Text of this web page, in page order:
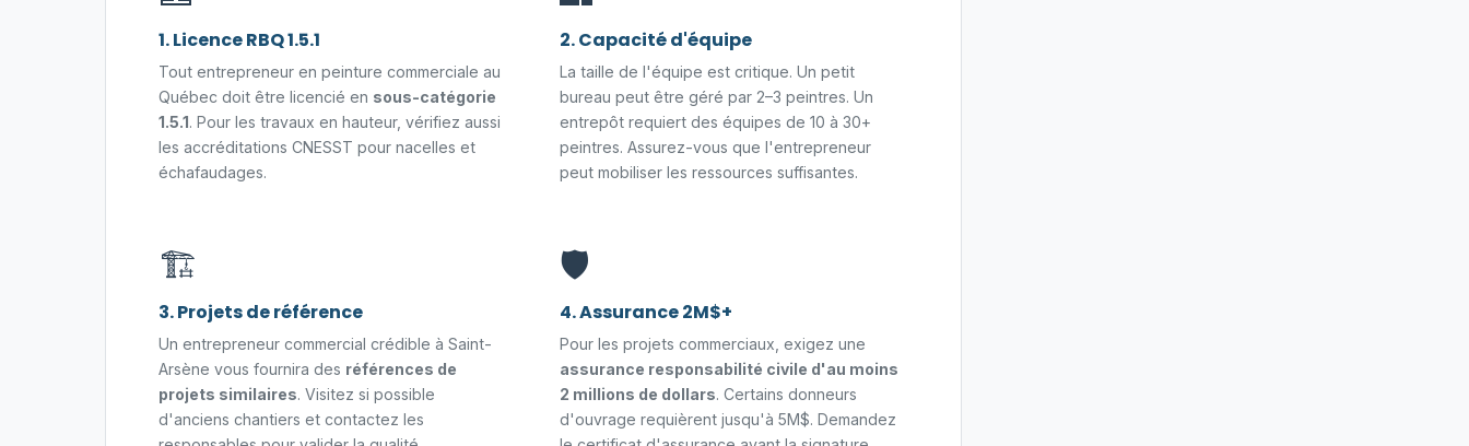
1. Licence RBQ 1.5.1
Tout entrepreneur en peinture commerciale au
Québec doit être licencié en sous-catégorie
1.5.1. Pour les travaux en hauteur, vérifiez aussi
les accréditations CNESST pour nacelles et
échafaudages.
2. Capacité d'équipe
La taille de l'équipe est critique. Un petit
bureau peut être géré par 2–3 peintres. Un
entrepôt requiert des équipes de 10 à 30+
peintres. Assurez-vous que l'entrepreneur
peut mobiliser les ressources suffisantes.
🏗️
3. Projets de référence
Un entrepreneur commercial crédible à Saint-
Arsène vous fournira des références de
projets similaires. Visitez si possible
d'anciens chantiers et contactez les
🛡️
4. Assurance 2M$+
Pour les projets commerciaux, exigez une
assurance responsabilité civile d'au moins
2 millions de dollars. Certains donneurs
d'ouvrage requièrent jusqu'à 5M$. Demandez